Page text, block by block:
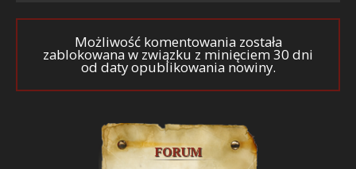
Możliwość komentowania została
zablokowana w związku z minięciem 30 dni
od daty opublikowania nowiny.
FORUM